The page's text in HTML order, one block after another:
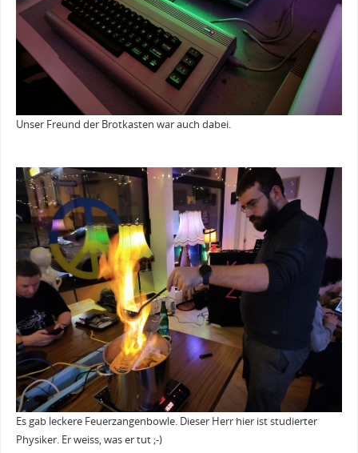
Unser Freund der Brotkasten war auch dabei.
Es gab leckere Feuerzangenbowle. Dieser Herr hier ist studierter
Physiker. Er weiss, was er tut ;-)